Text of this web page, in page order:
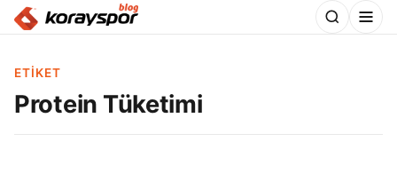
ETIKET
Protein Tüketimi